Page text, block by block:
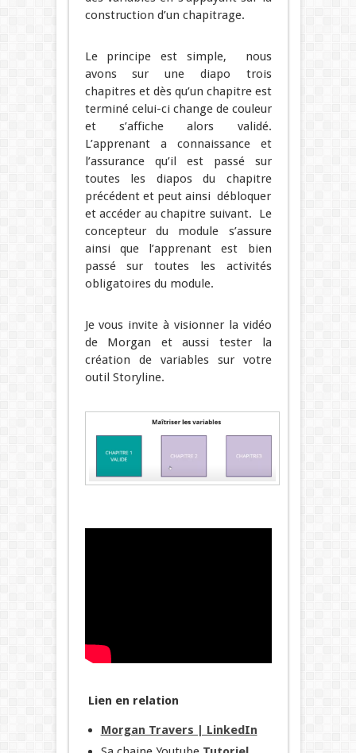
construction d’un chapitrage.
Le principe est simple, nous
avons sur une diapo trois
chapitres et dès qu’un chapitre est
terminé celui-ci change de couleur
et s’affiche alors validé.
L’apprenant a connaissance et
l’assurance qu’il est passé sur
toutes les diapos du chapitre
précédent et peut ainsi débloquer
et accéder au chapitre suivant. Le
concepteur du module s’assure
ainsi que l’apprenant est bien
passé sur toutes les activités
obligatoires du module.
Je vous invite à visionner la vidéo
de Morgan et aussi tester la
création de variables sur votre
outil Storyline.
Lien en relation
Morgan Travers | LinkedIn